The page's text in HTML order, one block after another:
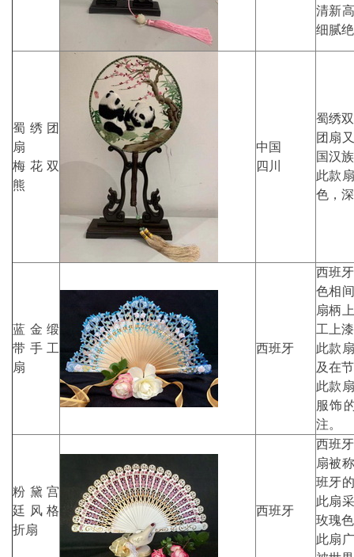
清新
细腻
蜀绣团
扇
梅花双
熊
中国
四川
蜀绣
团扇
国汉
此款
色，
蓝金缎
带手工
扇
西班牙
西班
色相
扇柄
工上
此款
及在
此款
服饰
注。
粉黛宫
廷风格
折扇
西班牙
西班
扇被
班牙
此扇
玫瑰
此扇